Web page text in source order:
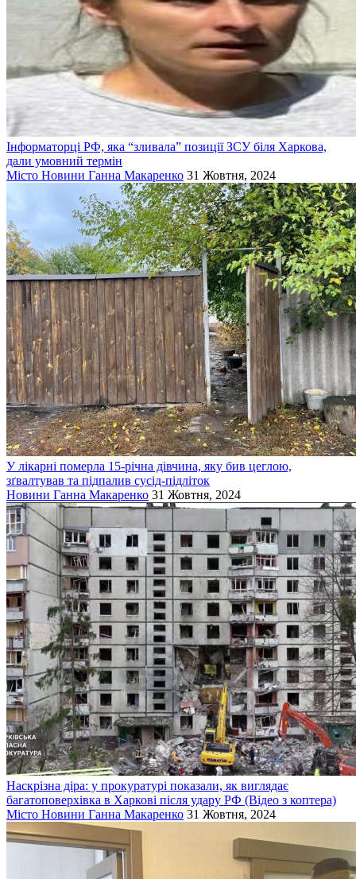
Інформаторці РФ, яка “зливала” позиції ЗСУ біля Харкова,
дали умовний термін
Місто Новини Ганна Макаренко 31 Жовтня, 2024
У лікарні померла 15-річна дівчина, яку бив цеглою,
зґвалтував та підпалив сусід-підліток
Новини Ганна Макаренко 31 Жовтня, 2024
Наскрізна діра: у прокуратурі показали, як виглядає
багатоповерхівка в Харкові після удару РФ (Відео з коптера)
Місто Новини Ганна Макаренко 31 Жовтня, 2024